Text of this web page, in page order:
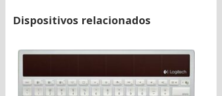
Dispositivos relacionados